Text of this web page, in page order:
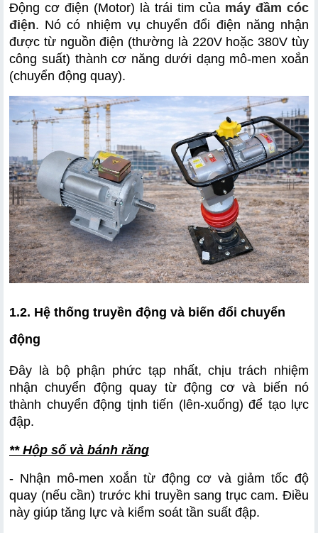
3.1 Thiết kế đơn giản, hiệu quả cao
3.2 Lực đầm đều, ít rung chấn
3.3 Thân thiện với môi trường thi công
4.1 Đảm bảo điều kiện nguồn điện ổn định
4.2 Vận hành đúng kỹ thuật để đạt hiệu quả đầm tối ưu
4.3 Tránh làm việc trong môi trường không phù hợp
4.4 Cho máy nghỉ và bảo dưỡng định kỳ
Động cơ điện (Motor) là trái tim của máy đầm cóc
điện. Nó có nhiệm vụ chuyển đổi điện năng nhận
được từ nguồn điện (thường là 220V hoặc 380V tùy
công suất) thành cơ năng dưới dạng mô-men xoắn
(chuyển động quay).
1.2. Hệ thống truyền động và biến đổi chuyển
động
Đây là bộ phận phức tạp nhất, chịu trách nhiệm
nhận chuyển động quay từ động cơ và biến nó
thành chuyển động tịnh tiến (lên-xuống) để tạo lực
đập.
** Hộp số và bánh răng
- Nhận mô-men xoắn từ động cơ và giảm tốc độ
quay (nếu cần) trước khi truyền sang trục cam. Điều
này giúp tăng lực và kiểm soát tần suất đập.